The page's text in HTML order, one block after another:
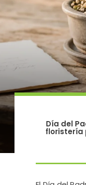
Día del
floristería